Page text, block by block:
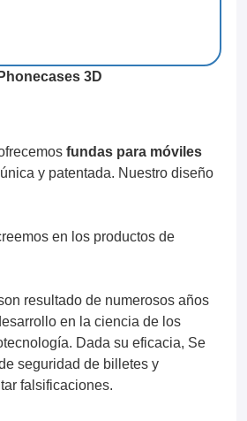
Phonecases 3D
fundas para móviles
y patentada. Nuestro diseño
en los productos de
resultado de numerosos años
en la ciencia de los
Dada su eficacia, Se
seguridad de billetes y
falsificaciones.